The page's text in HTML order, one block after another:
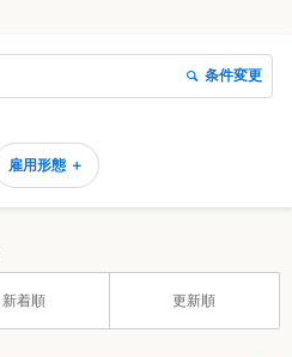
条件変更
雇用形態 ＋
新着順 更新順